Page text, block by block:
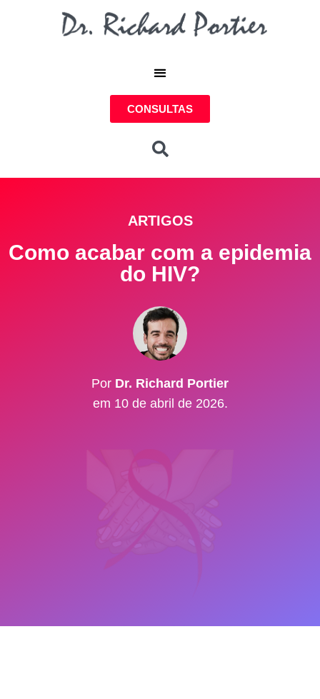
CONSULTAS
ARTIGOS
Como acabar com a epidemia
do HIV?
Por Dr. Richard Portier
em 10 de abril de 2026.